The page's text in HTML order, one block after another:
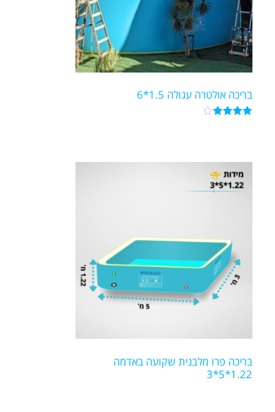
בריכה אולטרה עגולה 1.5*6
בריכה פרו מלבנית שקועה באדמה
1.22*5*3